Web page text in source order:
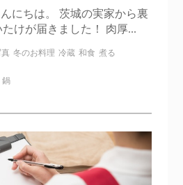
にちは。 茨城の実家から裏
けが届きました！ 肉厚...
冬のお料理 冷蔵 和食 煮る
鍋